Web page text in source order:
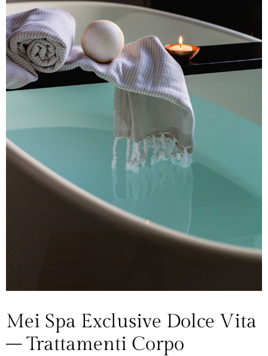
Mei Spa Exclusive Dolce Vita
– Trattamenti Corpo